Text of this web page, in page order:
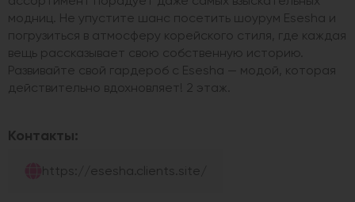
модниц. Не упустите шанс посетить шоурум Esesha и
погрузиться в атмосферу корейского стиля, где каждая
вещь рассказывает свою собственную историю.
Развивайте свой гардероб с Esesha — модой, которая
действительно вдохновляет! 2 этаж.
Контакты:
https://esesha.clients.site/